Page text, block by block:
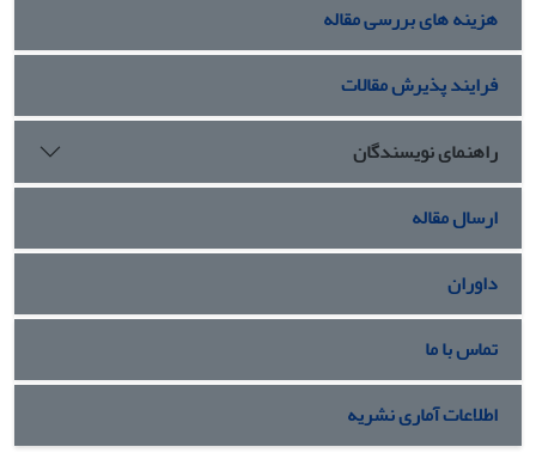
هزینه های بررسی مقاله
فرایند پذیرش مقالات
راهنمای نویسندگان
ارسال مقاله
داوران
تماس با ما
اطلاعات آماری نشریه